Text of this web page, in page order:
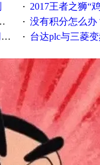
· 2017王者之狮“鸡”情签到
· 没有积分怎么办
· 台达plc与三菱